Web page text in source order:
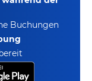
Buchungen